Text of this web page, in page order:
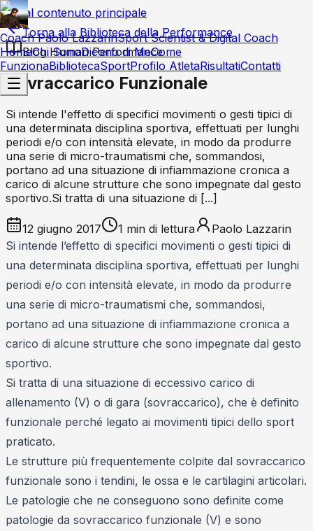
Vai al contenuto principale
Coach Paolo LazzarinSport Scientist & Digital Coach
HomeChi SonoDicono di MeCome
FunzionaBibliotecaSportProfilo AtletaRisultatiContatti
Torna alla Biblioteca della Performance
Blog Human Performance
Sovraccarico Funzionale
Si intende l'effetto di specifici movimenti o gesti tipici di
una determinata disciplina sportiva, effettuati per lunghi
periodi e/o con intensità elevate, in modo da produrre
una serie di micro-traumatismi che, sommandosi,
portano ad una situazione di infiammazione cronica a
carico di alcune strutture che sono impegnate dal gesto
sportivo.Si tratta di una situazione di [...]
12 giugno 2017 1 min di lettura
Paolo Lazzarin
Si intende l’effetto di specifici movimenti o gesti tipici di
una determinata disciplina sportiva, effettuati per lunghi
periodi e/o con intensità elevate, in modo da produrre
una serie di micro-traumatismi che, sommandosi,
portano ad una situazione di infiammazione cronica a
carico di alcune strutture che sono impegnate dal gesto
sportivo.
Si tratta di una situazione di eccessivo carico di
allenamento (V) o di gara (sovraccarico), che è definito
funzionale perché legato ai movimenti tipici dello sport
praticato.
Le strutture più frequentemente colpite dal sovraccarico
funzionale sono i tendini, le ossa e le cartilagini articolari.
Le patologie che ne conseguono sono definite come
patologie da sovraccarico funzionale (V) e sono